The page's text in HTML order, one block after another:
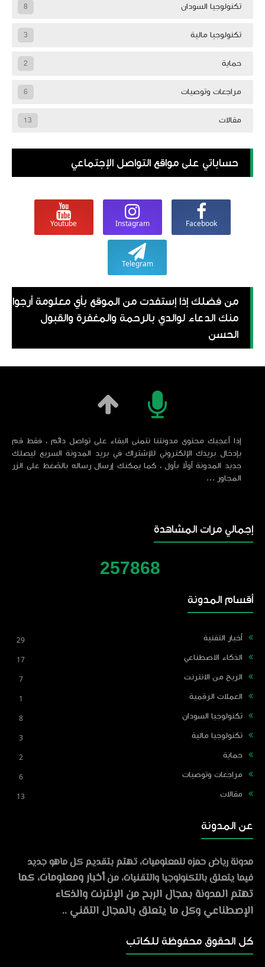
تكنولوجيا السودان 8
تكنولوجيا مالية 3
حماية 2
مراجعات وتوصيات 6
مقالات 13
حساباتي على مواقع التواصل الإجتماعي
Facebook
Instagram
Youtube
Telegram
من فضلك إذا إستفدت من الموقع بأي معلومة أرجوا
منك الدعاء لوالدي بالرحمة والمغفرة والقبول
الحسن
إذا أعجبك محتوى مدونتنا نتمنى البقاء على تواصل دائم ، فقط قم
بإدخال بريدك الإلكتروني للإشتراك في بريد المدونة السريع ليصلك
جديد المدونة أولاً بأول ، كما يمكنك إرسال رساله بالضغط على الزر
المجاور ...
إجمالي مرات المشاهدة
257868
أقسام المدونة
أخبار التقنية 29
الذكاء الاصطناعي 17
الربح من الانترنت 7
العملات الرقمية 1
تكنولوجيا السودان 8
تكنولوجيا مالية 3
حماية 2
مراجعات وتوصيات 6
مقالات 13
عن المدونة
مدونة رياض حمزه للمعلوميات، تهتم بتقديم كل ماهو جديد
فيما يتعلق بالتكنولوجيا والتقنيات، منأخبار ومعلومات، كما
تهتم المدونة بمجال الربح من الإنترنت والذكاء
الإصطناعي وكل ما يتعلق بالمجال التقني ..
كل الحقوق محفوظة للكاتب